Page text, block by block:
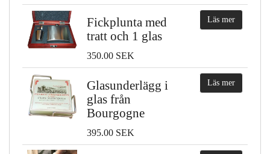
Fickplunta med
tratt och 1 glas
350.00 SEK
Läs mer
Glasunderlägg i
glas från
Bourgogne
395.00 SEK
Läs mer